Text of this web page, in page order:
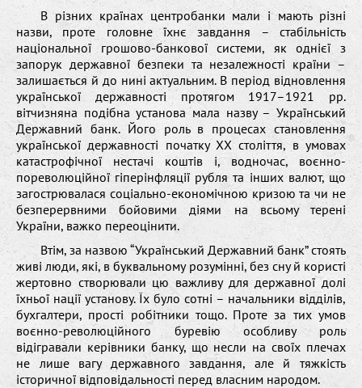
В різних країнах центробанки мали і мають різні
назви, проте головне їхнє завдання – стабільність
національної грошово-банкової системи, як однієї з
запорук державної безпеки та незалежності країни –
залишається й до нині актуальним. В період відновлення
української державності протягом 1917–1921 рр.
вітчизняна подібна установа мала назву – Український
Державний банк. Його роль в процесах становлення
української державності початку ХХ століття, в умовах
катастрофічної нестачі коштів і, водночас, воєнно-
пореволюційної гіперінфляції рубля та інших валют, що
загострювалася соціально-економічною кризою та чи не
безперервними бойовими діями на всьому терені
України, важко переоцінити.
Втім, за назвою “Український Державний банк” стоять
живі люди, які, в буквальному розумінні, без сну й користі
жертовно створювали цю важливу для державної долі
їхньої нації установу. Їх було сотні – начальники відділів,
бухгалтери, прості робітники тощо. Проте за тих умов
воєнно-революційного буревію особливу роль
відігравали керівники банку, що несли на своїх плечах
не лише вагу державного завдання, але й тяжкість
історичної відповідальності перед власним народом.